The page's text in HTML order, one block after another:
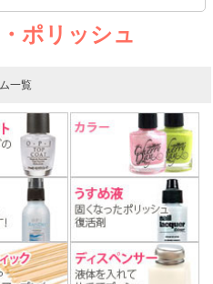
ポリッシュ
一覧